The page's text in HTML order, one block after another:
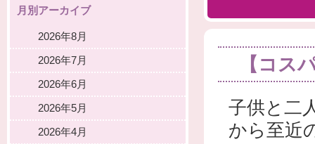
【コス
子供と二
から至近
月別アーカイブ
2026年8月
2026年7月
2026年6月
2026年5月
2026年4月